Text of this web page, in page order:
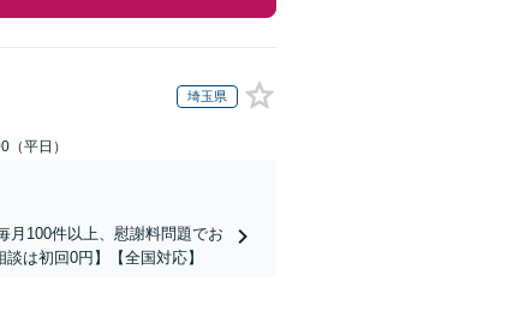
埼玉県
平日）
月100件以上、慰謝料問題でお
は初回0円】【全国対応】